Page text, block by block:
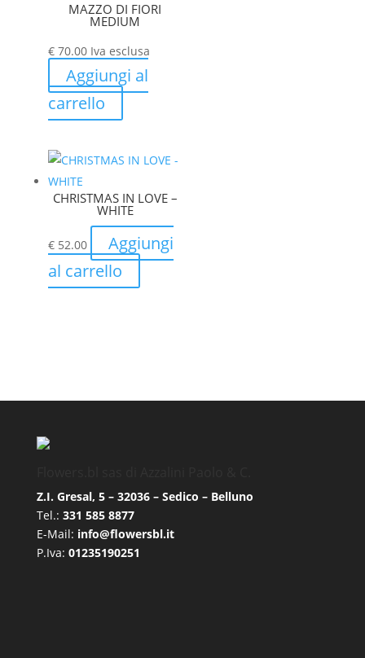
MAZZO DI FIORI
MEDIUM
€70.00 Iva esclusa
Aggiungi al
carrello
CHRISTMAS IN LOVE –
WHITE
€52.00
Aggiungi
al carrello
Z.I. Gresal, 5 – 32036 – Sedico – Belluno
Tel.: 331 585 8877
E-Mail: info@flowersbl.it
P.Iva: 01235190251